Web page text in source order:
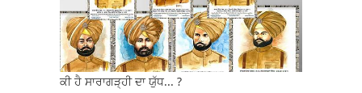
ਕੀ ਹੈ ਸਾਰਾਗੜ੍ਹੀ ਦਾ ਯੁੱਧ... ?